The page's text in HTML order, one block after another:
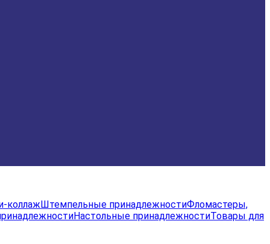
коллажШтемпельные принадлежностиФломастеры,
Настольные принадлежностиТовары для